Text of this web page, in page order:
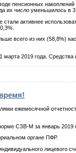
пенсионных
их число уменьшилось в
активнее
всего из них (58,8%)
2019 года. Средства
ежемесячной
СЗВ-М за январь 2019
органе ПФР.
лицевого